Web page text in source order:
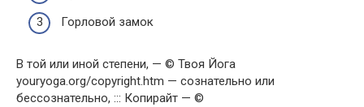
Горловой замок
В той или иной степени, — © Твоя Йога
youryoga.org/copyright.htm — сознательно или
бессознательно, ::: Копирайт — ©